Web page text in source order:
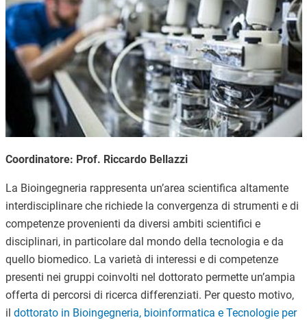
Coordinatore: Prof. Riccardo Bellazzi
La Bioingegneria rappresenta un’area scientifica altamente
interdisciplinare che richiede la convergenza di strumenti e di
competenze provenienti da diversi ambiti scientifici e
disciplinari, in particolare dal mondo della tecnologia e da
quello biomedico. La varietà di interessi e di competenze
presenti nei gruppi coinvolti nel dottorato permette un’ampia
offerta di percorsi di ricerca differenziati. Per questo motivo,
il dottorato in Bioingegneria, bioinformatica e Tecnologie per